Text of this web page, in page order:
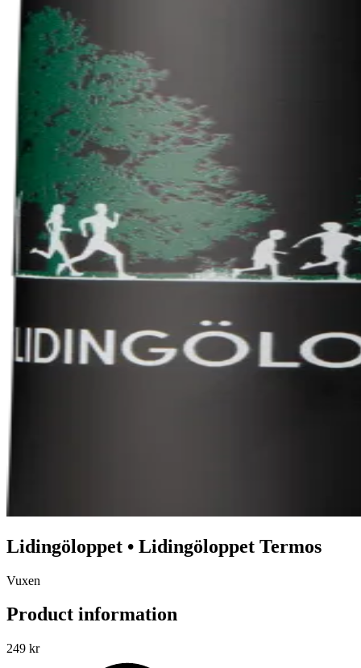
Lidingöloppet • Lidingöloppet Termos
Vuxen
Product information
249 kr